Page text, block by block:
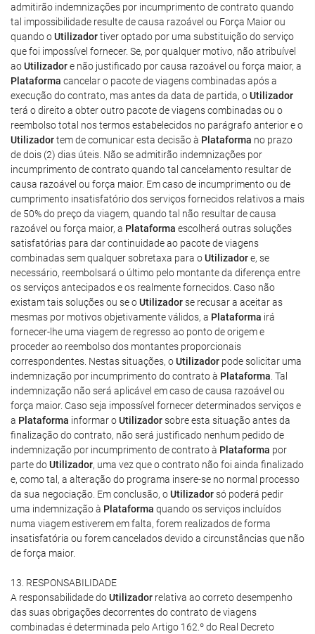
admitirão indemnizações por incumprimento de contrato quando
tal impossibilidade resulte de causa razoável ou Força Maior ou
quando oUtilizadortiver optado por uma substituição do serviço
que foi impossível fornecer. Se, por qualquer motivo, não atribuível
aoUtilizadore não justificado por causa razoável ou força maior, a
Plataforma cancelar o pacote de viagens combinadas após a
execução do contrato, mas antes da data de partida, oUtilizador
terá o direito a obter outro pacote de viagens combinadas ou o
reembolso total nos termos estabelecidos no parágrafo anterior e o
Utilizadortem de comunicar esta decisão à Plataforma no prazo
de dois (2) dias úteis. Não se admitirão indemnizações por
incumprimento de contrato quando tal cancelamento resultar de
causa razoável ou força maior. Em caso de incumprimento ou de
cumprimento insatisfatório dos serviços fornecidos relativos a mais
de 50% do preço da viagem, quando tal não resultar de causa
razoável ou força maior, a Plataforma escolherá outras soluções
satisfatórias para dar continuidade ao pacote de viagens
combinadas sem qualquer sobretaxa para oUtilizadore, se
necessário, reembolsará o último pelo montante da diferença entre
os serviços antecipados e os realmente fornecidos. Caso não
existam tais soluções ou se oUtilizadorse recusar a aceitar as
mesmas por motivos objetivamente válidos, a Plataforma irá
fornecer-lhe uma viagem de regresso ao ponto de origem e
proceder ao reembolso dos montantes proporcionais
correspondentes. Nestas situações, oUtilizador pode solicitar uma
indemnização por incumprimento do contrato à Plataforma . Tal
indemnização não será aplicável em caso de causa razoável ou
força maior. Caso seja impossível fornecer determinados serviços e
a Plataforma informar oUtilizadorsobre esta situação antes da
finalização do contrato, não será justificado nenhum pedido de
indemnização por incumprimento de contrato à Plataforma por
parte doUtilizador, uma vez que o contrato não foi ainda finalizado
e, como tal, a alteração do programa insere-se no normal processo
da sua negociação. Em conclusão, oUtilizadorsó poderá pedir
uma indemnização à Plataforma quando os serviços incluídos
numa viagem estiverem em falta, forem realizados de forma
insatisfatória ou forem cancelados devido a circunstâncias que não
de força maior.
13. RESPONSABILIDADE
A responsabilidade doUtilizador relativa ao correto desempenho
das suas obrigações decorrentes do contrato de viagens
combinadas é determinada pelo Artigo 162.º do Real Decreto